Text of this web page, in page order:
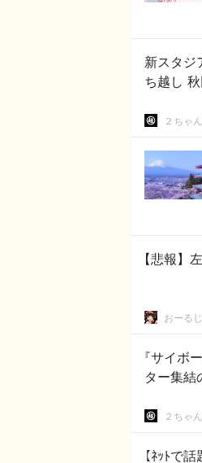
新スタジ
２ちゃ
【悲報】
おーる
『サイボ
ター集結
２ちゃ
【ﾈｯﾄで